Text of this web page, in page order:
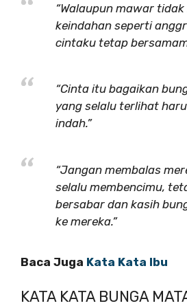
“Walaupun mawar
keindahan seperti
cintaku tetap
“Cinta itu bagaikan
yang selalu terlihat
indah.”
“Jangan membalas
selalu membencimu,
bersabar dan kasih
ke mereka.”
Baca Juga Kata Kata Ibu
KATA KATA BUNGA